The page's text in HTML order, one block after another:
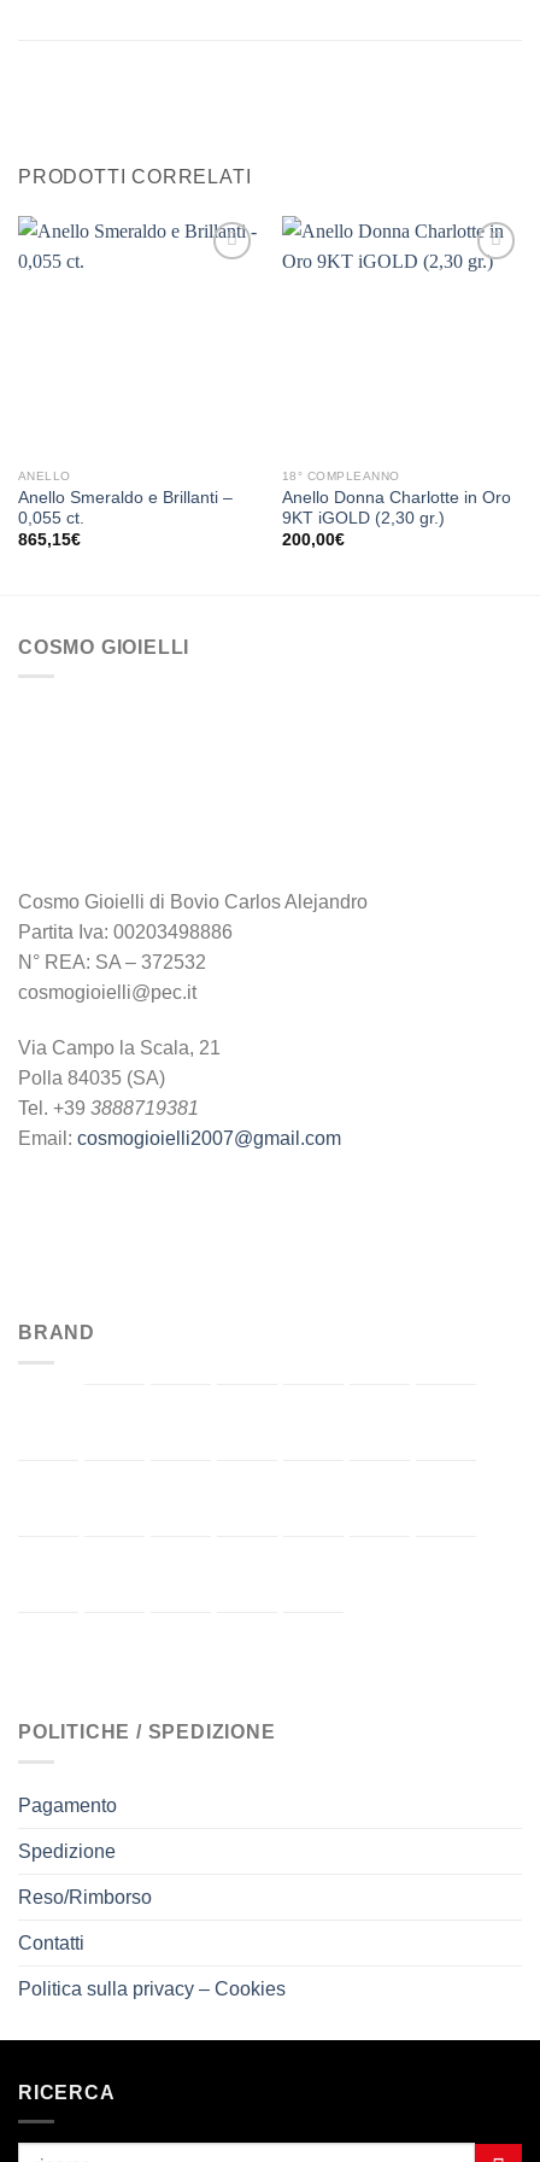
PRODOTTI CORRELATI
ANELLO
Anello Smeraldo e Brillanti –
0,055 ct.
865,15€
18° COMPLEANNO
Anello Donna Charlotte in Oro
9KT iGOLD (2,30 gr.)
200,00€
COSMO GIOIELLI
Cosmo Gioielli di Bovio Carlos Alejandro
Partita Iva: 00203498886
N° REA: SA – 372532
cosmogioielli@pec.it
Via Campo la Scala, 21
Polla 84035 (SA)
Tel. +39 3888719381
Email: cosmogioielli2007@gmail.com
BRAND
POLITICHE / SPEDIZIONE
Pagamento
Spedizione
Reso/Rimborso
Contatti
Politica sulla privacy – Cookies
RICERCA